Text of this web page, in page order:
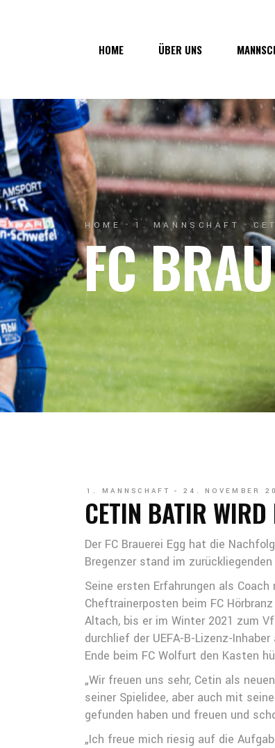
HOME ÜBER UNS
Über uns
Vorstand
Geschichte
Junkerau
1.
1b-
Junkerau
HOME 1. MANNSCHAFT
FC
1. MANNSCHAFT 24. NOVEMBER
CETIN BATIR WIRD
Der FC Brauerei Egg hat die
Bregenzer stand im
Seine ersten Erfahrungen als
Cheftrainerposten beim FC
Altach, bis er im Winter 2021 zum
durchlief der UEFA-B-Lizenz-
Ende beim FC Wolfurt den Kasten
„Wir freuen uns sehr, Cetin als
seiner Spielidee, aber auch mit
gefunden haben und freuen und
„Ich freue mich riesig auf die